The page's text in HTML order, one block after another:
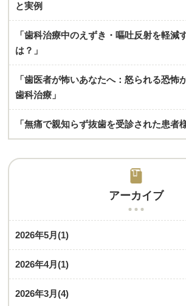
と実例
「歯科治療中のえずき・嘔吐反射を軽減
は？」
「歯医者が怖いあなたへ：怒られる恐怖
歯科治療」
「無痛で親知らず抜歯を受診された患者
アーカイブ
2026年5月(1)
2026年4月(1)
2026年3月(4)